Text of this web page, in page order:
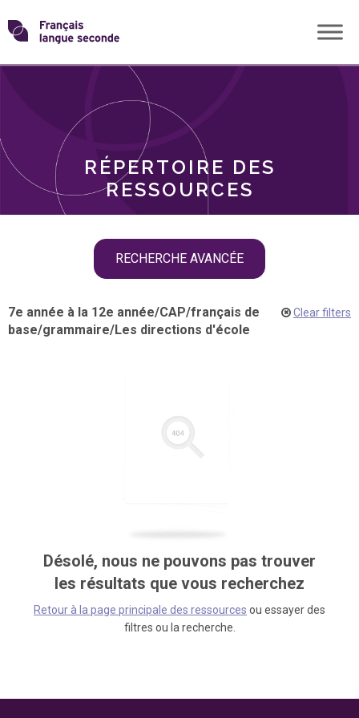
Skip
toTransformons
langue
RÉPERTOIRE DES
RESSOURCES
RECHERCHE AVANCÉE
THÈMES
7e année à la 12e année/CAP/français de
base/grammaire/Les directions d'école
Clear filters
Désolé, nous ne pouvons pas trouver
les résultats que vous recherchez
Retour à la page principale des ressources ou essayer des
filtres ou la recherche.